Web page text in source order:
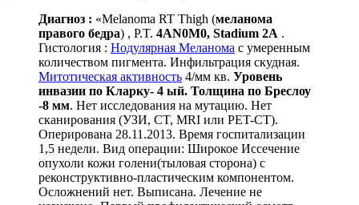
Диагноз : «Мelanoma RT Thigh (меланома
правого бедра) , P.T. 4AN0M0, Stadium 2A .
Гистология : Нодулярная Меланома с умеренным
количеством пигмента. Инфильтрация скудная.
Митотическая активность 4/мм кв. Уровень
инвазии по Кларку- 4 ый. Толщина по Бреслоу
-8 мм. Нет исследования на мутацию. Нет
сканирования (УЗИ, CT, MRI или PET-CT).
Оперирована 28.11.2013. Время госпитализации
1,5 недели. Вид операции: Широкое Иссечение
опухоли кожи голени(тыловая сторона) с
реконструктивно-пластическим компонентом.
Осложнений нет. Выписана. Лечение не